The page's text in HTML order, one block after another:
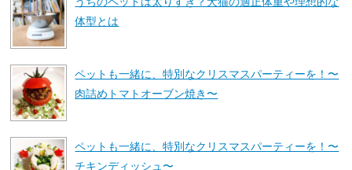
体型とは
ペットも一緒に、特別なクリスマスパーティーを！〜
肉詰めトマトオーブン焼き〜
ペットも一緒に、特別なクリスマスパーティーを！〜
チキンディッシュ〜